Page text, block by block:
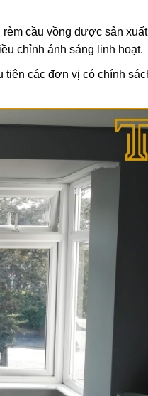
cầu vồng được sản
chỉnh ánh sáng linh hoạt.
tiên các đơn vị có chính